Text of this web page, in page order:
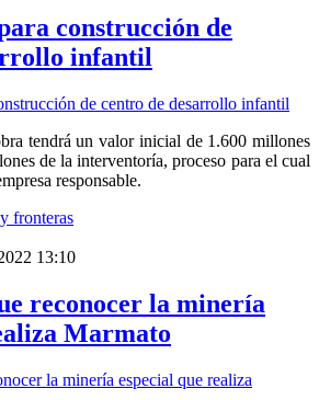
construcción de
infantil
tendrá un valor inicial de 1.600 millones
de la interventoría, proceso para el cual
responsable.
fronteras
13:10
reconocer la minería
Marmato